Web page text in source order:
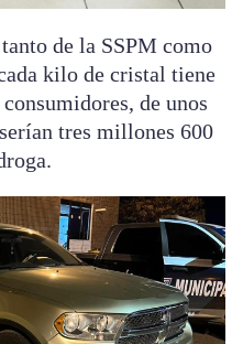
de la SSPM como
kilo de cristal tiene
de unos
tres millones 600